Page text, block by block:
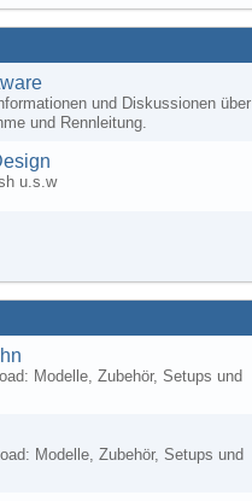
und Diskussionen über
und Rennleitung.
u.s.w
Modelle, Zubehör, Setups und
Modelle, Zubehör, Setups und